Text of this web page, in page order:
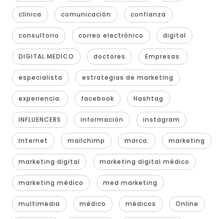
clínica comunicación confianza
consultorio correo electrónico digital
DIGITAL MEDICO doctores Empresas.
especialista estrategias de marketing
experiencia. facebook Hashtag
INFLUENCERS información instagram
Internet mailchimp marca. marketing
marketing digital marketing digital médico
marketing médico med marketing
multimedia médico médicos Online